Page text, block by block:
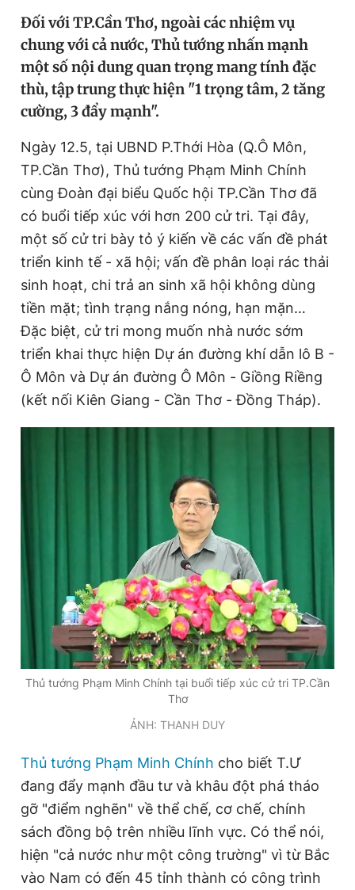
Tin thị trường
Video Magazine
Sản phẩm khác
Tiện ích Bạn cần biết
Thông tin tòa soạn Liên hệ quảng cáo
Đọc Thanh Niên trên điện thoại
0908 780 404
RSS Tòa soạn
Tổng biên tập: Nguyễn Ngọc Toàn
Phó tổng biên tập thường trực: Hải Thành
Phó tổng biên tập: Lâm Hiếu Dũng
Phó tổng biên tập: Trần Việt Hưng
Tổng thư ký tòa soạn: Đức Trung
Giấy phép xuất bản số 110/GP - BTTTT cấp ngày 24.3.2020
© 2003-2026 Bản quyền thuộc về Báo Thanh Niên. Cấm sao
chép dưới mọi hình thức nếu không có sự chấp thuận bằng văn
Đối với TP.Cần Thơ, ngoài các nhiệm vụ
chung với cả nước, Thủ tướng nhấn mạnh
một số nội dung quan trọng mang tính đặc
thù, tập trung thực hiện "1 trọng tâm, 2 tăng
cường, 3 đẩy mạnh".
Ngày 12.5, tại UBND P.Thới Hòa (Q.Ô Môn,
TP.Cần Thơ), Thủ tướng Phạm Minh Chính
cùng Đoàn đại biểu Quốc hội TP.Cần Thơ đã
có buổi tiếp xúc với hơn 200 cử tri. Tại đây,
một số cử tri bày tỏ ý kiến về các vấn đề phát
triển kinh tế - xã hội; vấn đề phân loại rác thải
sinh hoạt, chi trả an sinh xã hội không dùng
tiền mặt; tình trạng nắng nóng, hạn mặn…
Đặc biệt, cử tri mong muốn nhà nước sớm
triển khai thực hiện Dự án đường khí dẫn lô B -
Ô Môn và Dự án đường Ô Môn - Giồng Riềng
(kết nối Kiên Giang - Cần Thơ - Đồng Tháp).
Thủ tướng Phạm Minh Chính tại buổi tiếp xúc cử tri TP.Cần
Thơ
ẢNH: THANH DUY
Thủ tướng Phạm Minh Chính cho biết T.Ư
đang đẩy mạnh đầu tư và khâu đột phá tháo
gỡ "điểm nghẽn" về thể chế, cơ chế, chính
sách đồng bộ trên nhiều lĩnh vực. Có thể nói,
hiện "cả nước như một công trường" vì từ Bắc
vào Nam có đến 45 tỉnh thành có công trình